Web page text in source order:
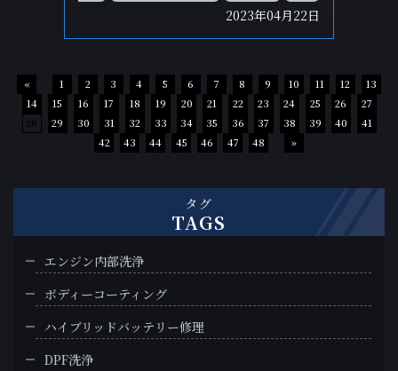
2023年04月22日
« 1 2 3 4 5 6 7 8 9 10 11 12
13
14
15 16 17 18 19 20 21 22 23 24 25 26
27
28
29 30 31 32 33 34 35 36 37 38 39 40
41
42
43 44 45 46 47 48 »
タグ
TAGS
エンジン内部洗浄
ボディーコーティング
ハイブリッドバッテリー修理
DPF洗浄